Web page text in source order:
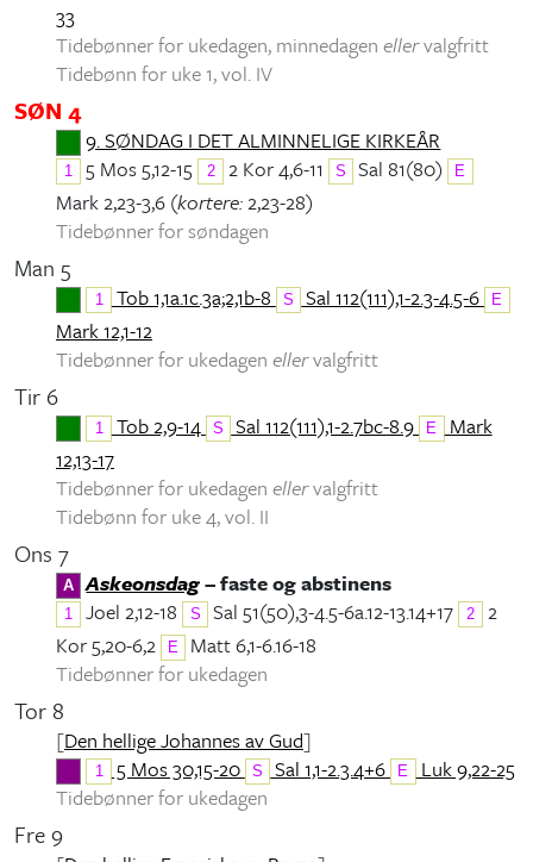
33
Tidebønner for ukedagen, minnedagen ellervalgfritt
Tidebønn for uke 1, vol. IV
SØN 4
9. SØNDAG I DET ALMINNELIGE KIRKEÅR
1 5 Mos 5,12-15 2 2 Kor 4,6-11 S Sal 81(80) E
Mark 2,23-3,6 (kortere:2,23-28)
Tidebønner for søndagen
Man 5
1 Tob 1,1a.1c.3a;2,1b-8 S Sal 112(111),1-2.3-4.5-6 E
Mark 12,1-12
Tidebønner for ukedagen ellervalgfritt
Tir 6
1 Tob 2,9-14 S Sal 112(111),1-2.7bc-8.9 E
Mark
12,13-17
Tidebønner for ukedagen ellervalgfritt
Tidebønn for uke 4, vol. II
Ons 7
A Askeonsdag– faste og abstinens
1 Joel 2,12-18 S Sal 51(50),3-4.5-6a.12-13.14+17 2
2
Kor 5,20-6,2
E
Matt 6,1-6.16-18
Tidebønner for ukedagen
Tor 8
[Den hellige Johannes av Gud]
1 5 Mos 30,15-20 S Sal 1,1-2.3.4+6 E
Luk 9,22-25
Tidebønner for ukedagen
Fre 9